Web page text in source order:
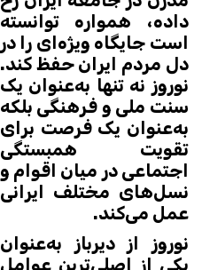
داده، همواره توانسته
است جایگاه ویژه‌ای را در
دل مردم ایران حفظ کند.
نوروز نه تنها به‌عنوان یک
سنت ملی و فرهنگی بلکه
به‌عنوان یک فرصت برای
تقویت همبستگی
اجتماعی در میان اقوام و
نسل‌های مختلف ایرانی
عمل می‌کند.
نوروز از دیرباز به‌عنوان
یکی از اصلی‌ترین عوامل